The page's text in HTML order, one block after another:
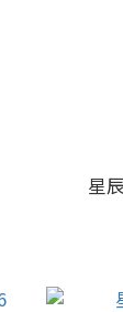
星